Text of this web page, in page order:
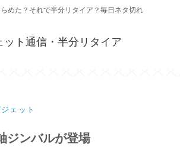
めた？それで半分リタイア？毎日ネタ切れ
ット通信・半分リタイア
ェット
ジンバルが登場